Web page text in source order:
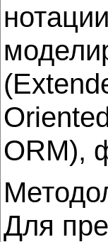
ORM),
Для